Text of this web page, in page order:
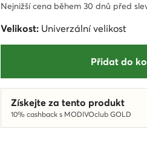
Nejnižší cena během 30 dnů před
Velikost: Univerzální velikost
Přidat do
Získejte za tento produkt
10% cashback s MODIVOclub GOLD